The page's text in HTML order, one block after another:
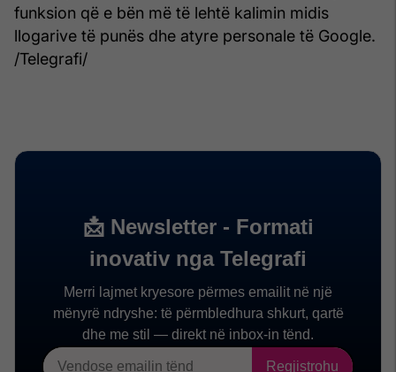
funksion që e bën më të lehtë kalimin midis
llogarive të punës dhe atyre personale të Google.
/Telegrafi/